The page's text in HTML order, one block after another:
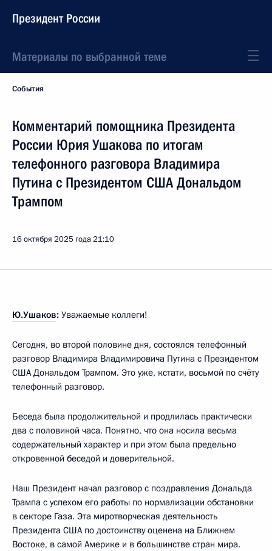
Президент России
Материалы по выбранной теме
События
Комментарий помощника Президента
России Юрия Ушакова по итогам
телефонного разговора Владимира
Путина с Президентом США Дональдом
Трампом
16 октября 2025 года21:10
Ю.Ушаков: Уважаемые коллеги!
Сегодня, во второй половине дня, состоялся телефонный
разговор Владимира Владимировича Путина с Президентом
США Дональдом Трампом. Это уже, кстати, восьмой по счёту
телефонный разговор.
Беседа была продолжительной и продлилась практически
два с половиной часа. Понятно, что она носила весьма
содержательный характер и при этом была предельно
откровенной беседой и доверительной.
Наш Президент начал разговор с поздравления Дональда
Трампа с успехом его работы по нормализации обстановки
в секторе Газа. Эта миротворческая деятельность
Президента США по достоинству оценена на Ближнем
Востоке, в самой Америке и в большинстве стран мира.